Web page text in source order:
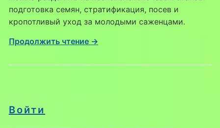
Войти
подготовка семян, стратификация, посев и
кропотливый уход за молодыми саженцами.
Продолжить чтение →